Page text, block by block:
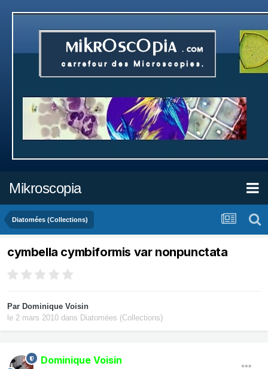
Mikroscopia
Diatomées (Collections)
cymbella cymbiformis var nonpunctata
Par Dominique Voisin
le 2 mars 2010 dans Diatomées (Collections)
Dominique Voisin